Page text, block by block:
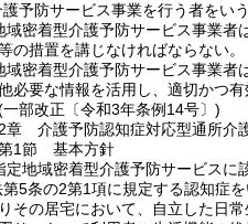
予防サービス事業を行う者をい
域密着型介護予防サービス事業者
の措置を講じなければならない。
域密着型介護予防サービス事業者
必要な情報を活用し、適切かつ
一部改正〔令和3年条例14号〕)
章
介護予防認知症対応型通所介
1節
基本方針
定地域密着型介護予防サービスに
第5条の2第1項に規定する認知症
その居宅において、自立した日